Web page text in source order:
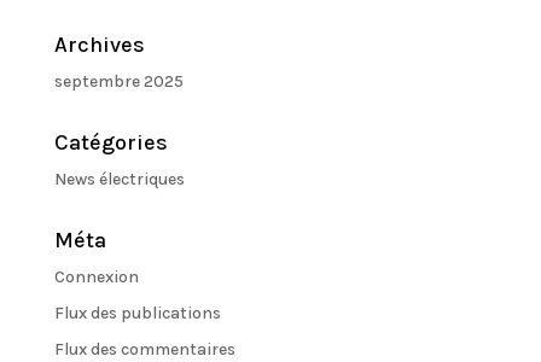
Archives
septembre 2025
Catégories
News électriques
Méta
Connexion
Flux des publications
Flux des commentaires